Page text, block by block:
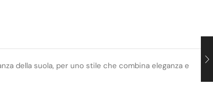
della suola, per uno stile che combina eleganza e